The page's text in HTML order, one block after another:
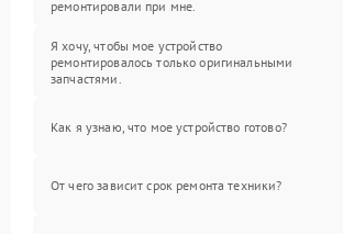
ремонтировали при мне.
Я хочу, чтобы мое устройство
ремонтировалось только оригинальными
запчастями.
Как я узнаю, что мое устройство готово?
От чего зависит срок ремонта техники?